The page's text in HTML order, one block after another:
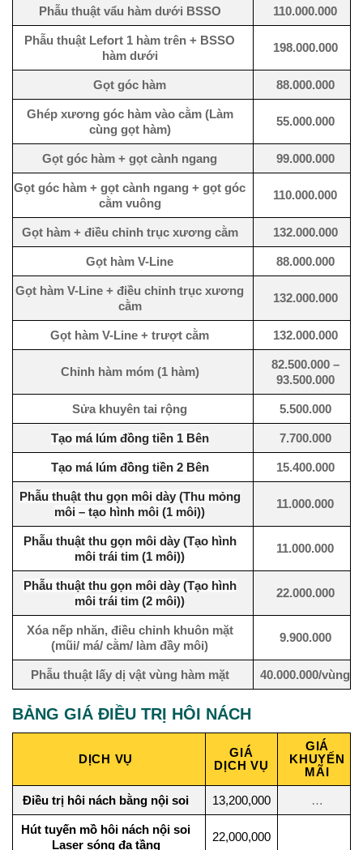
Phẫu thuật vẩu hàm dưới BSSO 110.000.000
Phẫu thuật Lefort 1 hàm trên + BSSO
hàm dưới
198.000.000
Gọt góc hàm 88.000.000
Ghép xương góc hàm vào cằm (Làm
cùng gọt hàm)
55.000.000
Gọt góc hàm + gọt cành ngang 99.000.000
Gọt góc hàm + gọt cành ngang + gọt góc
cằm vuông
110.000.000
Gọt hàm + điều chỉnh trục xương cằm 132.000.000
Gọt hàm V-Line 88.000.000
Gọt hàm V-Line + điều chỉnh trục xương
cằm
132.000.000
Gọt hàm V-Line + trượt cằm 132.000.000
Chỉnh hàm móm (1 hàm)
82.500.000 –
93.500.000
Sửa khuyên tai rộng 5.500.000
Tạo má lúm đồng tiền 1 Bên 7.700.000
Tạo má lúm đồng tiền 2 Bên 15.400.000
Phẫu thuật thu gọn môi dày (Thu mỏng
môi – tạo hình môi (1 môi))
11.000.000
Phẫu thuật thu gọn môi dày (Tạo hình
môi trái tim (1 môi))
11.000.000
Phẫu thuật thu gọn môi dày (Tạo hình
môi trái tim (2 môi))
22.000.000
Xóa nếp nhăn, điều chỉnh khuôn mặt
(mũi/ má/ cằm/ làm đầy môi)
9.900.000
Phẫu thuật lấy dị vật vùng hàm mặt 40.000.000/vùng
BẢNG GIÁ ĐIỀU TRỊ HÔI NÁCH
DỊCH VỤ
GIÁ
DỊCH VỤ
GIÁ
KHUYẾN
MÃI
Điều trị hôi nách bằng nội soi 13,200,000 …
Hút tuyến mồ hôi nách nội soi
Laser sóng đa tầng
22,000,000